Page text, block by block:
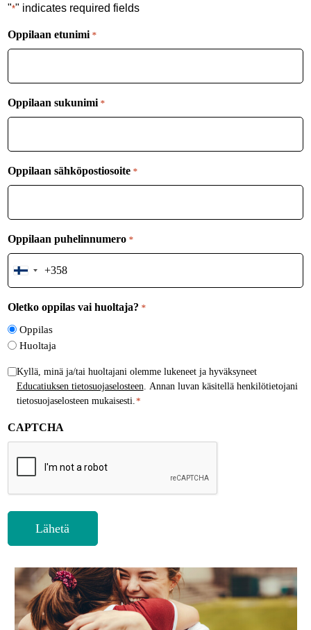
"*" indicates required fields
Oppilaan etunimi *
Oppilaan sukunimi *
Oppilaan sähköpostiosoite *
Oppilaan puhelinnumero *
Finland
+358
Oletko oppilas vai huoltaja? *
Oppilas
Huoltaja
Henkilötietojen
käsittely
Kyllä, minä ja/tai huoltajani olemme lukeneet ja hyväksyneet
Educatiuksen tietosuojaselosteen . Annan luvan käsitellä henkilötietojani
tietosuojaselosteen mukaisesti. *
CAPTCHA